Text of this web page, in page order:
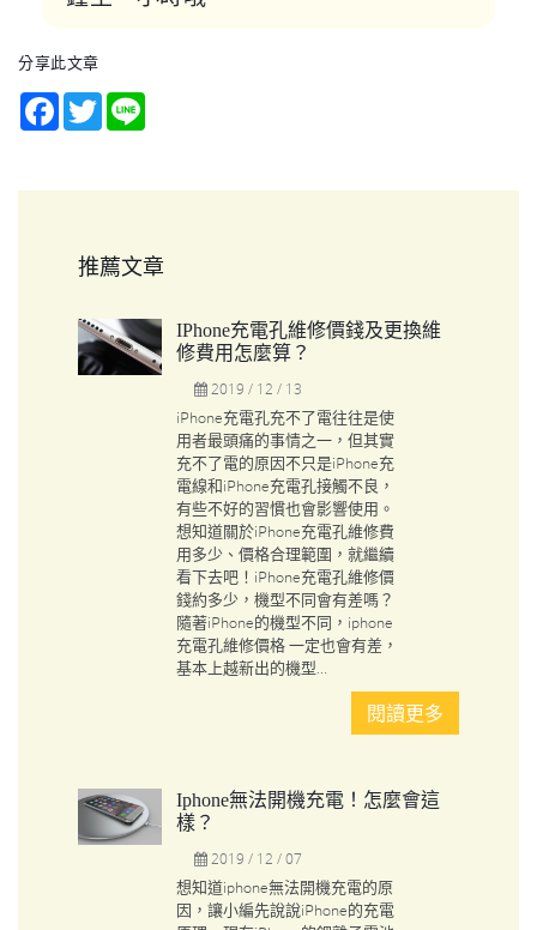
分享此文章
Facebook
Twitter
推薦文章
IPhone充電孔維修價錢及更換維
修費用怎麼算？
2019 / 12 / 13
iPhone充電孔充不了電往往是使
用者最頭痛的事情之一，但其實
充不了電的原因不只是iPhone充
電線和iPhone充電孔接觸不良，
有些不好的習慣也會影響使用。
想知道關於iPhone充電孔維修費
用多少、價格合理範圍，就繼續
看下去吧！iPhone充電孔維修價
錢約多少，機型不同會有差嗎？
隨著iPhone的機型不同，iphone
充電孔維修價格 一定也會有差，
基本上越新出的機型…
閱讀更多
Iphone無法開機充電！怎麼會這
樣？
2019 / 12 / 07
想知道iphone無法開機充電的原
因，讓小編先說說iPhone的充電